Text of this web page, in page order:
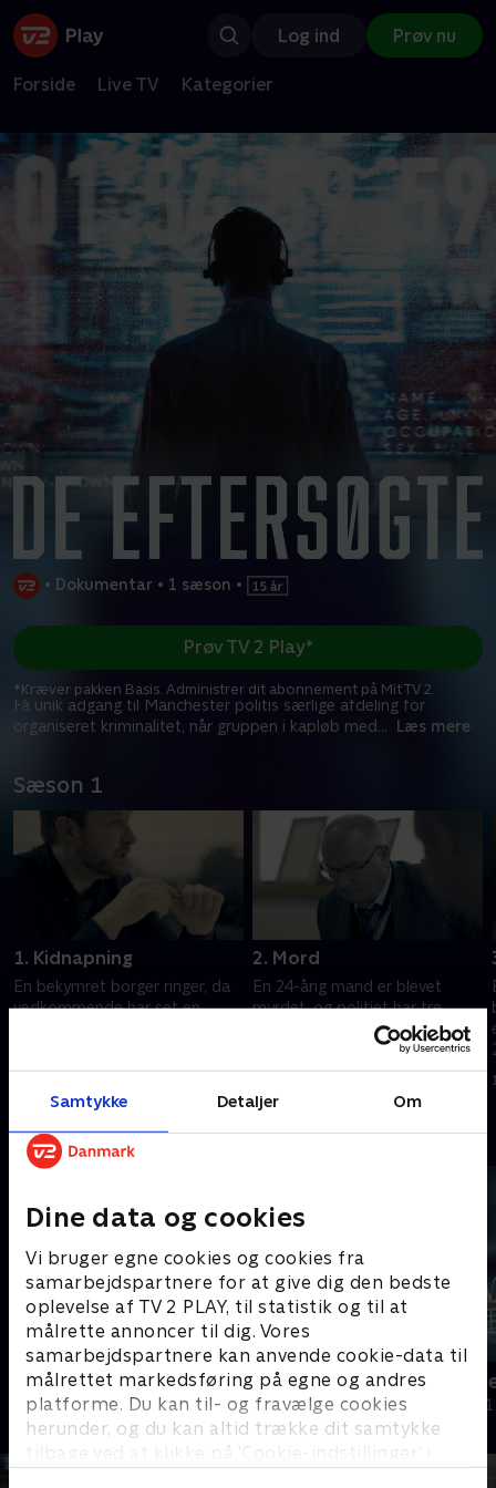
Samtykke Detaljer Om
Dine data og cookies
Vi bruger egne cookies og cookies fra
samarbejdspartnere for at give dig den bedste
oplevelse af TV 2 PLAY, til statistik og til at
målrette annoncer til dig. Vores
samarbejdspartnere kan anvende cookie-data til
målrettet markedsføring på egne og andres
platforme. Du kan til- og fravælge cookies
herunder, og du kan altid trække dit samtykke
tilbage ved at klikke på ’Cookie-indstillinger’ i
Log ind Prøv nu
Forside Live TV Kategorier
• Dokumentar • 1 sæson •
Få unik adgang til Manchester politis særlige afdeling for
organiseret kriminalitet, når gruppen i kapløb med... Læs mere
Prøv TV 2 Play*
*Kræver pakken Basis. Administrer dit abonnement på Mit TV 2.
Sæson 1
1. Kidnapning
En bekymret borger ringer, da
vedkommende har set en
kidnapning, men det udvikler
2. Mord
En 24-årig mand er blevet
myrdet, og politiet har tre
mistænkte i søgelyset. Men alle
tre er på flugt, så der skal
rykkes hurtigt, inden de slipper
Andre så også
Efterretningstjenesten
Dokumentar • 1 sæsoner
DNA
Dokumentar •